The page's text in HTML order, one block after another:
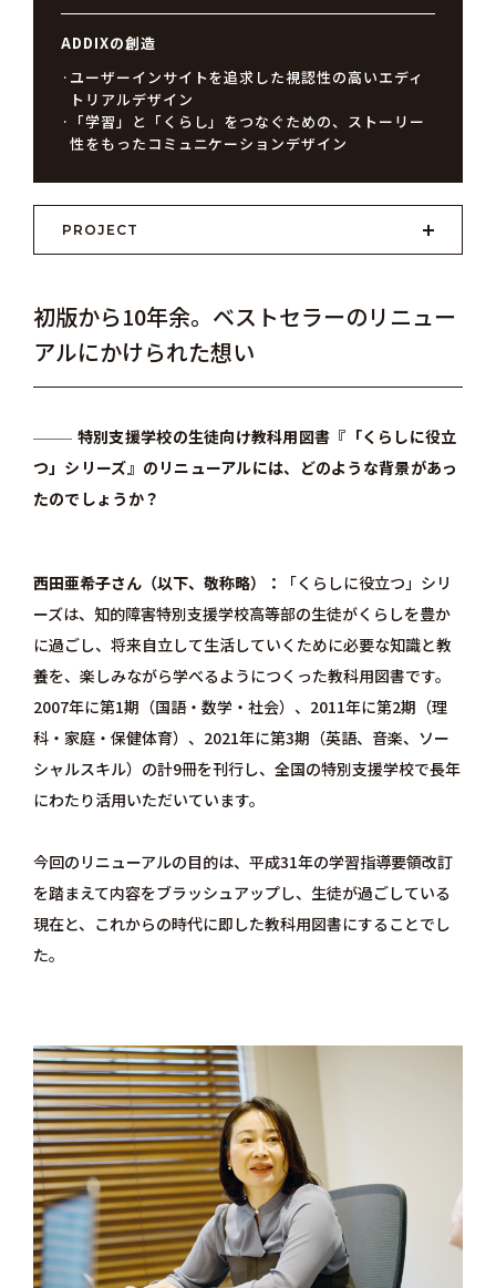
ADDIXの創造
ユーザーインサイトを追求した視認性の高いエディ
トリアルデザイン
「学習」と「くらし」をつなぐための、ストーリー
性をもったコミュニケーションデザイン
PROJECT
初版から10年余。ベストセラーのリニュー
アルにかけられた想い
特別支援学校の生徒向け教科用図書『「くらしに役立
つ」シリーズ』のリニューアルには、どのような背景があっ
たのでしょうか？
西田亜希子さん（以下、敬称略）
「くらしに役立つ」シリ
ーズは、知的障害特別支援学校高等部の生徒がくらしを豊か
に過ごし、将来自立して生活していくために必要な知識と教
養を、楽しみながら学べるようにつくった教科用図書です。
2007年に第1期（国語・数学・社会）、2011年に第2期（理
科・家庭・保健体育）、2021年に第3期（英語、音楽、ソー
シャルスキル）の計9冊を刊行し、全国の特別支援学校で長年
にわたり活用いただいています。
今回のリニューアルの目的は、平成31年の学習指導要領改訂
を踏まえて内容をブラッシュアップし、生徒が過ごしている
現在と、これからの時代に即した教科用図書にすることでし
た。